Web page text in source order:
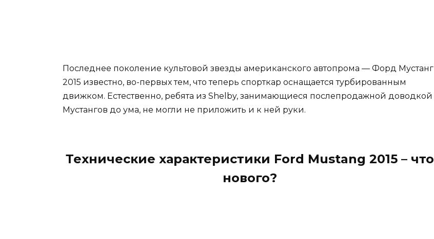
Последнее поколение культовой звезды американского автопрома — Форд Мустанг
2015 известно, во-первых тем, что теперь спорткар оснащается турбированным
движком. Естественно, ребята из Shelby, занимающиеся послепродажной доводкой
Мустангов до ума, не могли не приложить и к ней руки.
Технические характеристики Ford Mustang 2015 – что
нового?